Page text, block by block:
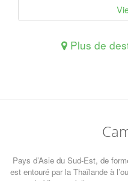
Plus de
Pays d’Asie du Sud-Est, de
est entouré par la Thaïlande à